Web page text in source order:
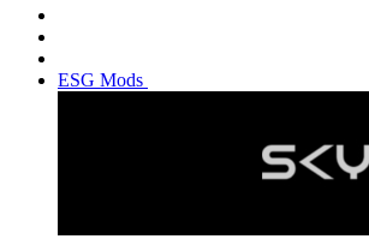
ESG Mods